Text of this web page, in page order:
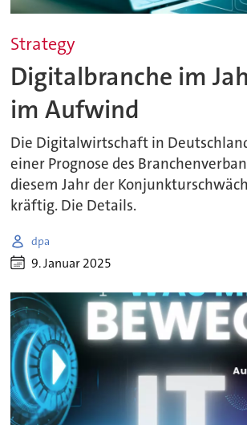
Strategy
Digitalbranche im
im Aufwind
Die Digitalwirtschaft in
einer Prognose des
diesem Jahr der
kräftig. Die Details.
dpa
9. Januar 2025